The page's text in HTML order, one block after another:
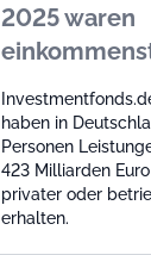
2025 waren
haben in
Personen
423 Milliarden
privater oder
erhalten.